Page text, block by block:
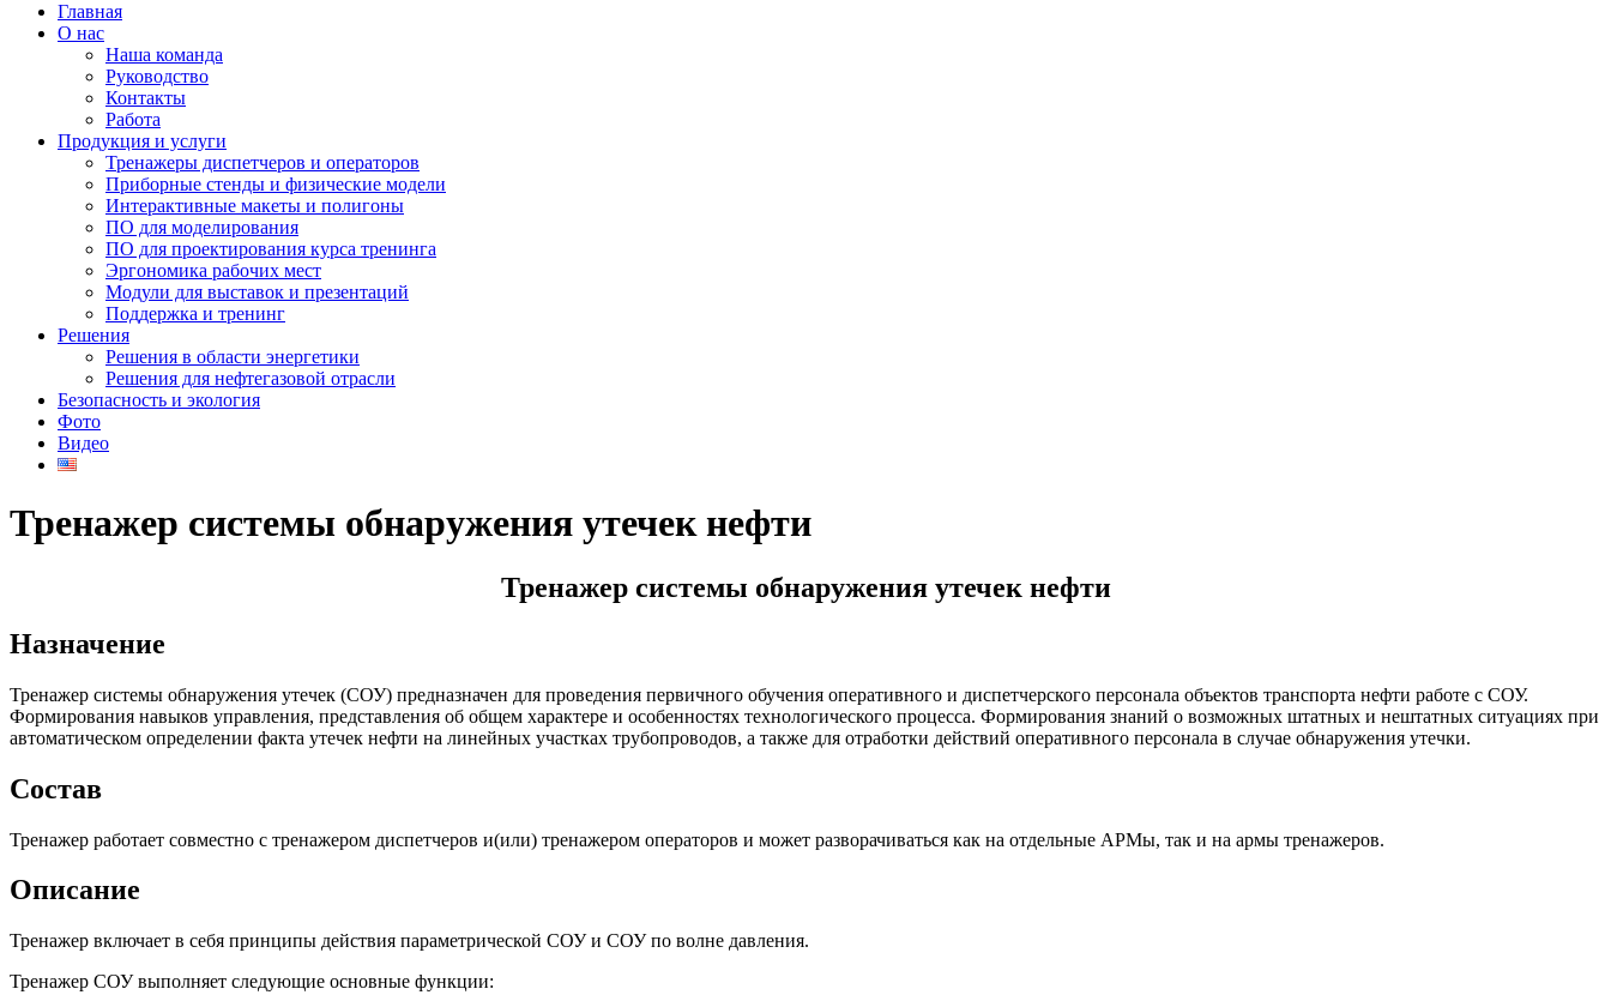
Главная
О нас
Наша команда
Руководство
Контакты
Работа
Продукция и услуги
Тренажеры диспетчеров и операторов
Приборные стенды и физические модели
Интерактивные макеты и полигоны
ПО для моделирования
ПО для проектирования курса тренинга
Эргономика рабочих мест
Модули для выставок и презентаций
Поддержка и тренинг
Решения
Решения в области энергетики
Решения для нефтегазовой отрасли
Безопасность и экология
Фото
Видео
Тренажер системы обнаружения утечек нефти
Тренажер системы обнаружения утечек нефти
Назначение
Тренажер системы обнаружения утечек (СОУ) предназначен для проведения первичного обучения оперативного и диспетчерского персонала объектов транспорта нефти работе с СОУ.
Формирования навыков управления, представления об общем характере и особенностях технологического процесса. Формирования знаний о возможных штатных и нештатных ситуациях при
автоматическом определении факта утечек нефти на линейных участках трубопроводов, а также для отработки действий оперативного персонала в случае обнаружения утечки.
Состав
Тренажер работает совместно с тренажером диспетчеров и(или) тренажером операторов и может разворачиваться как на отдельные АРМы, так и на армы тренажеров.
Описание
Тренажер включает в себя принципы действия параметрической СОУ и СОУ по волне давления.
Тренажер СОУ выполняет следующие основные функции: